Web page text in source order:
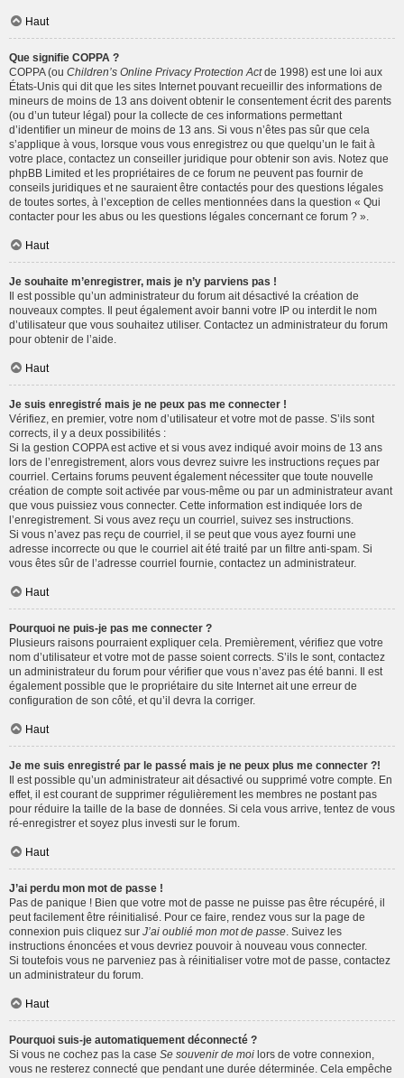
Haut
Que signifie COPPA ?
COPPA (ou Children’s Online Privacy Protection Actde 1998) est une loi aux
États-Unis qui dit que les sites Internet pouvant recueillir des informations de
mineurs de moins de 13 ans doivent obtenir le consentement écrit des parents
(ou d’un tuteur légal) pour la collecte de ces informations permettant
d’identifier un mineur de moins de 13 ans. Si vous n’êtes pas sûr que cela
s’applique à vous, lorsque vous vous enregistrez ou que quelqu’un le fait à
votre place, contactez un conseiller juridique pour obtenir son avis. Notez que
phpBB Limited et les propriétaires de ce forum ne peuvent pas fournir de
conseils juridiques et ne sauraient être contactés pour des questions légales
de toutes sortes, à l’exception de celles mentionnées dans la question « Qui
contacter pour les abus ou les questions légales concernant ce forum ? ».
Haut
Je souhaite m’enregistrer, mais je n’y parviens pas !
Il est possible qu’un administrateur du forum ait désactivé la création de
nouveaux comptes. Il peut également avoir banni votre IP ou interdit le nom
d’utilisateur que vous souhaitez utiliser. Contactez un administrateur du forum
pour obtenir de l’aide.
Haut
Je suis enregistré mais je ne peux pas me connecter !
Vérifiez, en premier, votre nom d’utilisateur et votre mot de passe. S’ils sont
corrects, il y a deux possibilités :
Si la gestion COPPA est active et si vous avez indiqué avoir moins de 13 ans
lors de l’enregistrement, alors vous devrez suivre les instructions reçues par
courriel. Certains forums peuvent également nécessiter que toute nouvelle
création de compte soit activée par vous-même ou par un administrateur avant
que vous puissiez vous connecter. Cette information est indiquée lors de
l’enregistrement. Si vous avez reçu un courriel, suivez ses instructions.
Si vous n’avez pas reçu de courriel, il se peut que vous ayez fourni une
adresse incorrecte ou que le courriel ait été traité par un filtre anti-spam. Si
vous êtes sûr de l’adresse courriel fournie, contactez un administrateur.
Haut
Pourquoi ne puis-je pas me connecter ?
Plusieurs raisons pourraient expliquer cela. Premièrement, vérifiez que votre
nom d’utilisateur et votre mot de passe soient corrects. S’ils le sont, contactez
un administrateur du forum pour vérifier que vous n’avez pas été banni. Il est
également possible que le propriétaire du site Internet ait une erreur de
configuration de son côté, et qu’il devra la corriger.
Haut
Je me suis enregistré par le passé mais je ne peux plus me connecter ?!
Il est possible qu’un administrateur ait désactivé ou supprimé votre compte. En
effet, il est courant de supprimer régulièrement les membres ne postant pas
pour réduire la taille de la base de données. Si cela vous arrive, tentez de vous
ré-enregistrer et soyez plus investi sur le forum.
Haut
J’ai perdu mon mot de passe !
Pas de panique ! Bien que votre mot de passe ne puisse pas être récupéré, il
peut facilement être réinitialisé. Pour ce faire, rendez vous sur la page de
connexion puis cliquez sur J’ai oublié mon mot de passe . Suivez les
instructions énoncées et vous devriez pouvoir à nouveau vous connecter.
Si toutefois vous ne parveniez pas à réinitialiser votre mot de passe, contactez
un administrateur du forum.
Haut
Pourquoi suis-je automatiquement déconnecté ?
Si vous ne cochez pas la case Se souvenir de moi lors de votre connexion,
vous ne resterez connecté que pendant une durée déterminée. Cela empêche